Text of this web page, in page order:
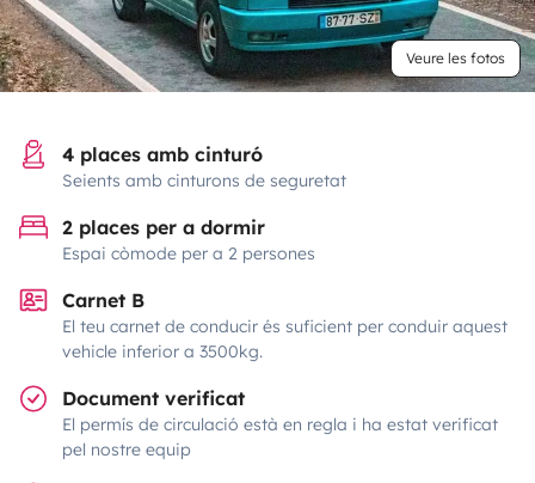
Veure les fotos
4 places amb cinturó
Seients amb cinturons de seguretat
2 places per a dormir
Espai còmode per a 2 persones
Carnet B
El teu carnet de conducir és suficient per conduir aquest
vehicle inferior a 3500kg.
Document verificat
El permís de circulació està en regla i ha estat verificat
pel nostre equip